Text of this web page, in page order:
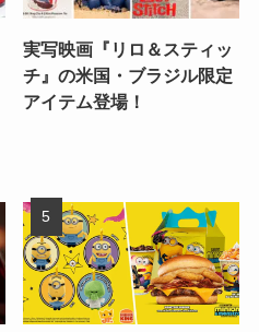
実写映画『リロ＆スティッ
チ』の米国・ブラジル限定
アイテム登場！